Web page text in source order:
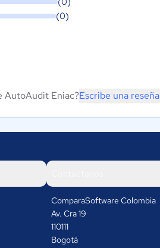
(0)
AutoAudit Eniac?Escribe una reseña
ComparaSoftware Colombia
Av. Cra 19
110111
Bogotá